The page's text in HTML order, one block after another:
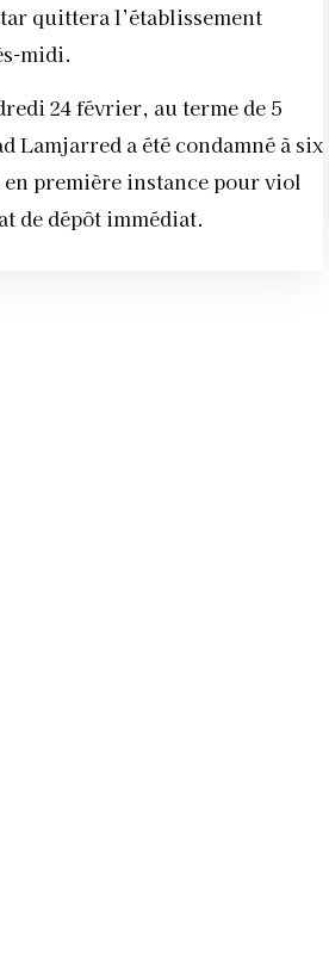
quittera l’établissement
midi.
24 février, au terme de 5
Lamjarred a été condamné à six
en première instance pour viol
de dépôt immédiat.